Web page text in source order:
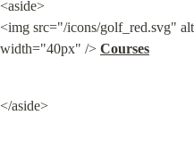
<aside>
<img src="/icons/golf_red.svg"
width="40px" /> Courses
</aside>